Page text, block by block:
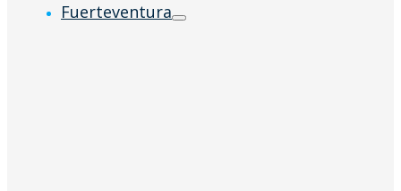
Fuerteventura